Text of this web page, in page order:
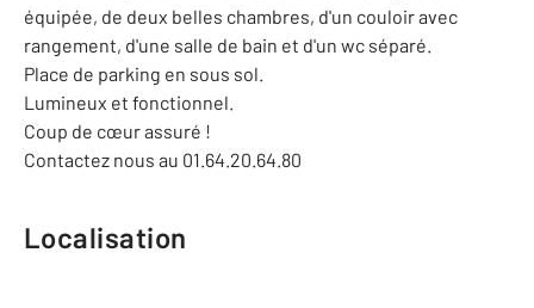
équipée, de deux belles chambres, d'un couloir avec
rangement, d'une salle de bain et d'un wc séparé.
Place de parking en sous sol.
Lumineux et fonctionnel.
Coup de cœur assuré !
Contactez nous au 01.64.20.64.80
Localisation